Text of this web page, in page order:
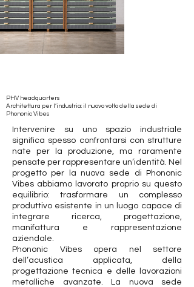
PHV headquarters
Architettura per l’industria: il nuovo volto della sede di
Phononic Vibes
Intervenire su uno spazio industriale
significa spesso confrontarsi con strutture
nate per la produzione, ma raramente
pensate per rappresentare un’identità. Nel
progetto per la nuova sede di Phononic
Vibes abbiamo lavorato proprio su questo
equilibrio: trasformare un complesso
produttivo esistente in un luogo capace di
integrare ricerca, progettazione,
manifattura e rappresentazione
aziendale.
Phononic Vibes opera nel settore
dell’acustica applicata, della
progettazione tecnica e delle lavorazioni
metalliche avanzate. La nuova sede